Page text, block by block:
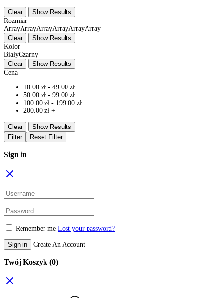
Clear
Show Results
Rozmiar
ArrayArrayArrayArrayArrayArray
Clear
Show Results
Kolor
BiałyCzarny
Clear
Show Results
Cena
10.00 zł - 49.00 zł
50.00 zł - 99.00 zł
100.00 zł - 199.00 zł
200.00 zł +
Clear
Show Results
Filter
Reset Filter
Sign in
Remember me Lost your password?
Sign in Create An Account
Twój Koszyk (0)